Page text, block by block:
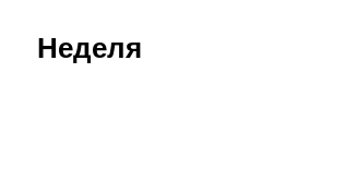
Неделя